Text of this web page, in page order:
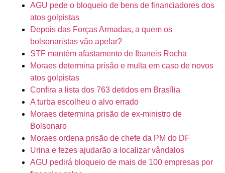
AGU pede o bloqueio de bens de financiadores dos
atos golpistas
Depois das Forças Armadas, a quem os
bolsonaristas vão apelar?
STF mantém afastamento de Ibaneis Rocha
Moraes determina prisão e multa em caso de novos
atos golpistas
Confira a lista dos 763 detidos em Brasília
A turba escolheu o alvo errado
Moraes determina prisão de ex-ministro de
Bolsonaro
Moraes ordena prisão de chefe da PM do DF
Urina e fezes ajudarão a localizar vândalos
AGU pedirá bloqueio de mais de 100 empresas por